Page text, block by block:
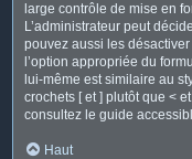
large contrôle de mise en
L’administrateur peut
pouvez aussi les
l’option appropriée du
lui-même est similaire au
crochets [ et ] plutôt que <
consultez le guide
Haut